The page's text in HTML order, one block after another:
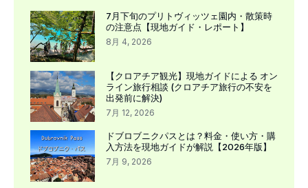
7月下旬のプリトヴィッツェ園内・散策時
の注意点【現地ガイド・レポート】
8月 4, 2026
【クロアチア観光】現地ガイドによる オン
ライン旅行相談 (クロアチア旅行の不安を
出発前に解決)
7月 12, 2026
ドブロブニクパスとは？料金・使い方・購
入方法を現地ガイドが解説【2026年版】
7月 9, 2026